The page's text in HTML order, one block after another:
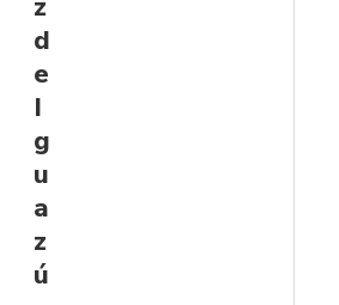
z
d
e
I
g
u
a
z
ú